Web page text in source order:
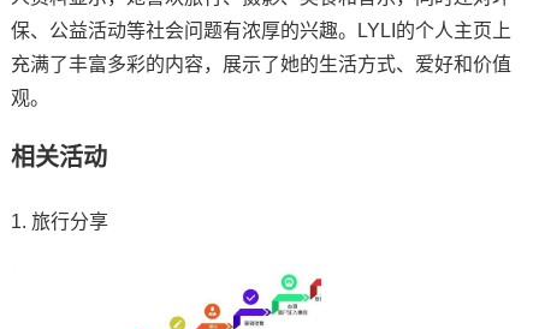
保、公益活动等社会问题有浓厚的兴趣。LYLI的个人主页上
充满了丰富多彩的内容，展示了她的生活方式、爱好和价值
观。
相关活动
1. 旅行分享